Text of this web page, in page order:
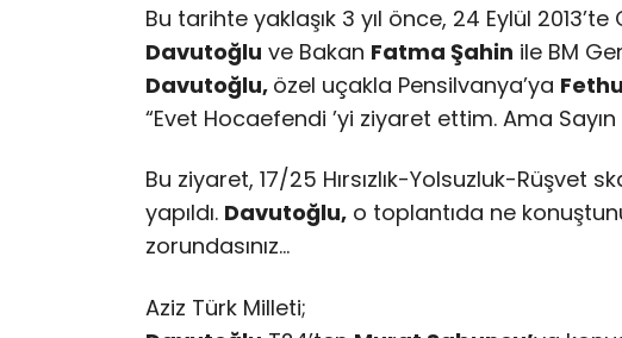
Bu tarihte yaklaşık 3 yıl önce, 24 Eylül 2013’te
Davutoğlu ve Bakan Fatma Şahin ile BM
Davutoğlu, özel uçakla Pensilvanya’ya
“Evet Hocaefendi ’yi ziyaret ettim. Ama Sayın
Bu ziyaret, 17/25 Hırsızlık-Yolsuzluk-Rüşvet
yapıldı. Davutoğlu, o toplantıda ne
zorundasınız…
Aziz Türk Milleti;